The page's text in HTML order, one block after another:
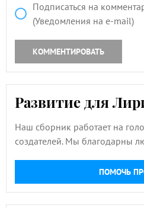
Подписаться на
(Уведомления на e-mail)
КОММЕНТИРОВАТЬ
Развитие для
Наш сборник работает на
создателей. Мы благодарны
ПОМОЧЬ